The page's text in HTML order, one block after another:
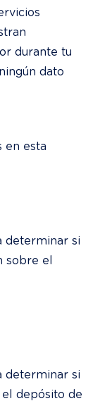
durante tu
dato
en esta
determinar si
sobre el
determinar si
depósito de